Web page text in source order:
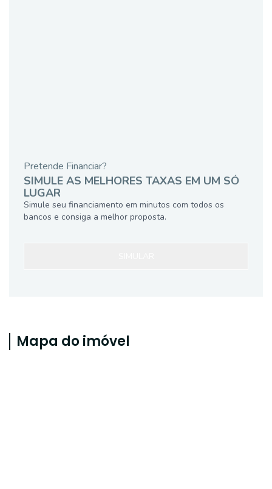
Pretende Financiar?
SIMULE AS MELHORES TAXAS EM UM SÓ
LUGAR
Simule seu financiamento em minutos com todos os
bancos e consiga a melhor proposta.
Mapa do imóvel